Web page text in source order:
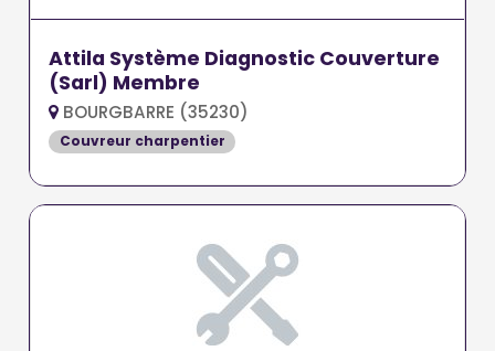
Attila Système Diagnostic Couverture
(Sarl) Membre
BOURGBARRE (35230)
Couvreur charpentier